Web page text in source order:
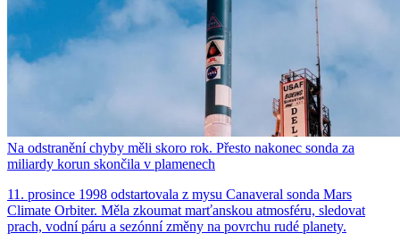
Na odstranění chyby měli skoro rok. Přesto nakonec sonda za
miliardy korun skončila v plamenech
11. prosince 1998 odstartovala z mysu Canaveral sonda Mars
Climate Orbiter. Měla zkoumat marťanskou atmosféru, sledovat
prach, vodní páru a sezónní změny na povrchu rudé planety.